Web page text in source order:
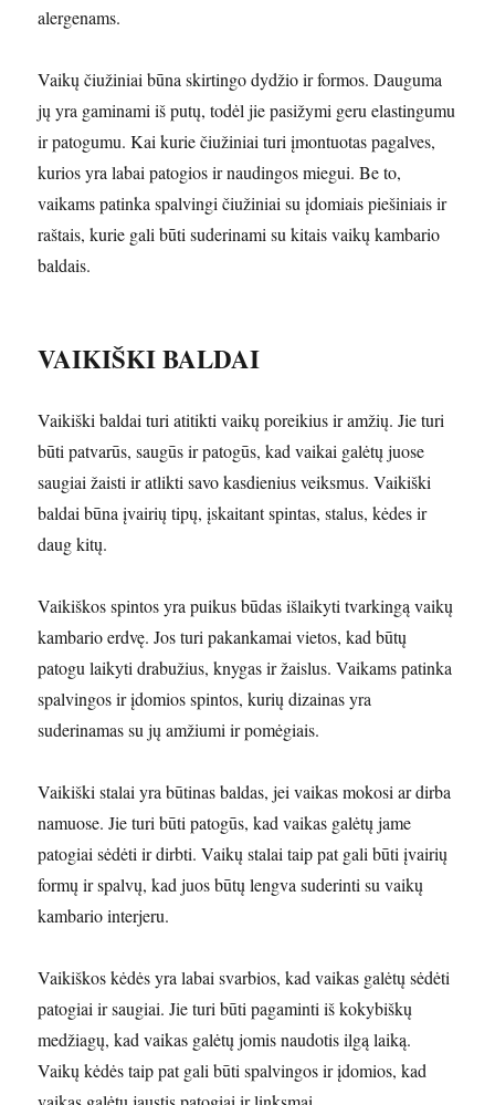
alergenams.
Vaikų čiužiniai būna skirtingo dydžio ir formos. Dauguma
jų yra gaminami iš putų, todėl jie pasižymi geru elastingumu
ir patogumu. Kai kurie čiužiniai turi įmontuotas pagalves,
kurios yra labai patogios ir naudingos miegui. Be to,
vaikams patinka spalvingi čiužiniai su įdomiais piešiniais ir
raštais, kurie gali būti suderinami su kitais vaikų kambario
baldais.
VAIKIŠKI BALDAI
Vaikiški baldai turi atitikti vaikų poreikius ir amžių. Jie turi
būti patvarūs, saugūs ir patogūs, kad vaikai galėtų juose
saugiai žaisti ir atlikti savo kasdienius veiksmus. Vaikiški
baldai būna įvairių tipų, įskaitant spintas, stalus, kėdes ir
daug kitų.
Vaikiškos spintos yra puikus būdas išlaikyti tvarkingą vaikų
kambario erdvę. Jos turi pakankamai vietos, kad būtų
patogu laikyti drabužius, knygas ir žaislus. Vaikams patinka
spalvingos ir įdomios spintos, kurių dizainas yra
suderinamas su jų amžiumi ir pomėgiais.
Vaikiški stalai yra būtinas baldas, jei vaikas mokosi ar dirba
namuose. Jie turi būti patogūs, kad vaikas galėtų jame
patogiai sėdėti ir dirbti. Vaikų stalai taip pat gali būti įvairių
formų ir spalvų, kad juos būtų lengva suderinti su vaikų
kambario interjeru.
Vaikiškos kėdės yra labai svarbios, kad vaikas galėtų sėdėti
patogiai ir saugiai. Jie turi būti pagaminti iš kokybiškų
medžiagų, kad vaikas galėtų jomis naudotis ilgą laiką.
Vaikų kėdės taip pat gali būti spalvingos ir įdomios, kad